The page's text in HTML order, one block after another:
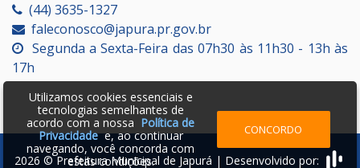
(44) 3635-1327
faleconosco@japura.pr.gov.br
Segunda a Sexta-Feira das 07h30 às 11h30 - 13h às
17h
Utilizamos cookies essenciais e
tecnologias semelhantes de
acordo com a nossa Política de
Privacidadee, ao continuar
navegando, você concorda com
estas condições.
CONCORDO
2026 © Prefeitura Municipal de Japurá | Desenvolvido por: